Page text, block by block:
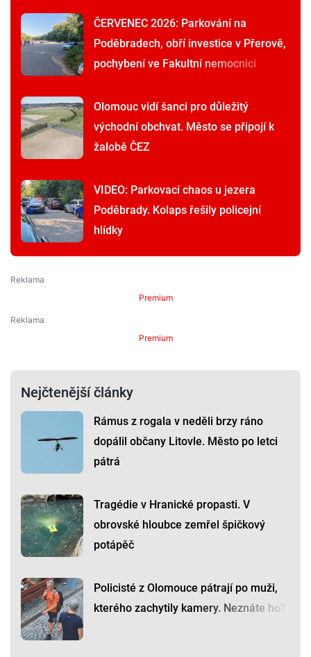
ČERVENEC 2026: Parkování na
Poděbradech, obří investice v Přerově,
pochybení ve Fakultní nemocnici
Olomouc vidí šanci pro důležitý
východní obchvat. Město se připojí k
žalobě ČEZ
VIDEO: Parkovací chaos u jezera
Poděbrady. Kolaps řešily policejní
hlídky
Premium
Premium
Nejčtenější články
Rámus z rogala v neděli brzy ráno
dopálil občany Litovle. Město po letci
pátrá
Tragédie v Hranické propasti. V
obrovské hloubce zemřel špičkový
potápěč
Policisté z Olomouce pátrají po muži,
kterého zachytily kamery. Neznáte ho?